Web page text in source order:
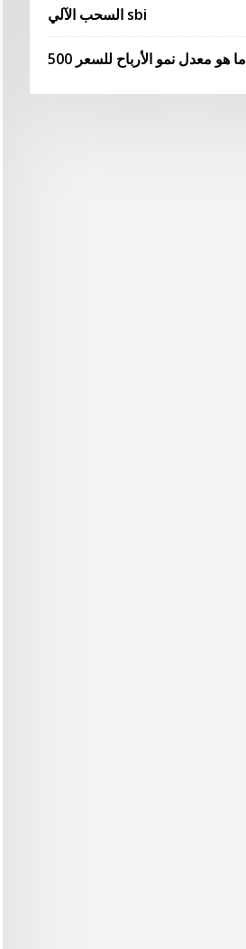
السحب الآلي sbi
ما هو معدل نمو الأرباح للسعر 500